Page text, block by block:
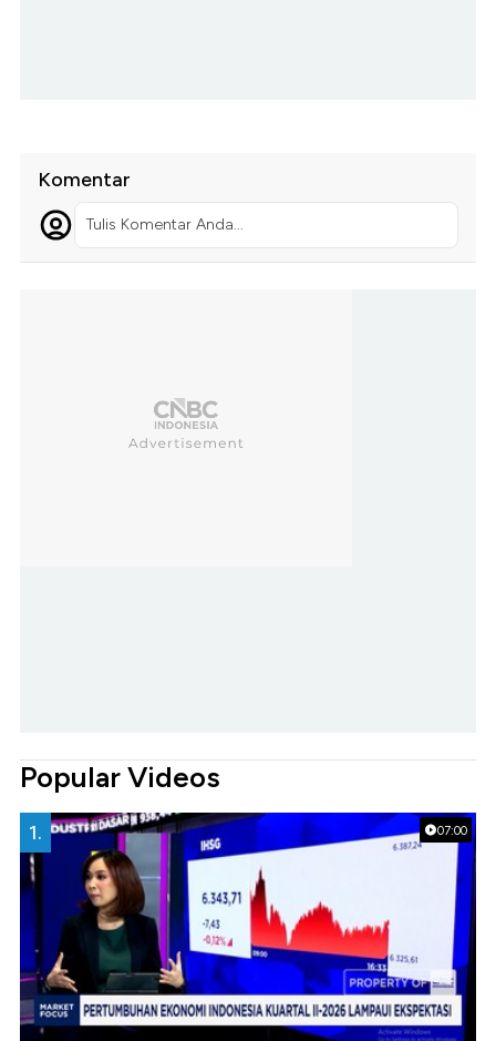
Komentar
Tulis Komentar Anda...
Popular Videos
07:00
1.